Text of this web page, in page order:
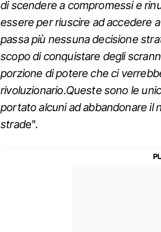
di scendere a compromessi e
essere per riuscire ad accedere
passa più nessuna decisione
scopo di conquistare degli
porzione di potere che ci
rivoluzionario.Queste sono le
portato alcuni ad abbandonare
strade".